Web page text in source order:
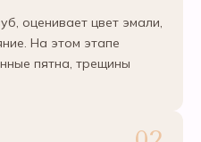
оценивает цвет эмали,
На этом этапе
пятна, трещины